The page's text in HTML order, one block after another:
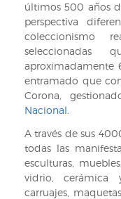
últimos 500 años
perspectiva
coleccionismo
seleccionadas
aproximadamente
entramado que
Corona,
Nacional.
A través de sus
todas las
esculturas,
vidrio, cerámica
carruajes,